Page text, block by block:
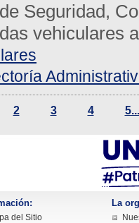
Seguridad,
vehiculares
2 3 4 5...
del Sitio
La